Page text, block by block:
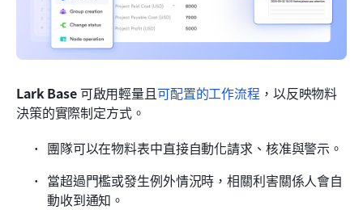
Lark Base 可啟用輕量且可配置的工作流程 ，以反映物料
決策的實際制定方式。
團隊可以在物料表中直接自動化請求、核准與警示。
當超過門檻或發生例外情況時，相關利害關係人會自
動收到通知。